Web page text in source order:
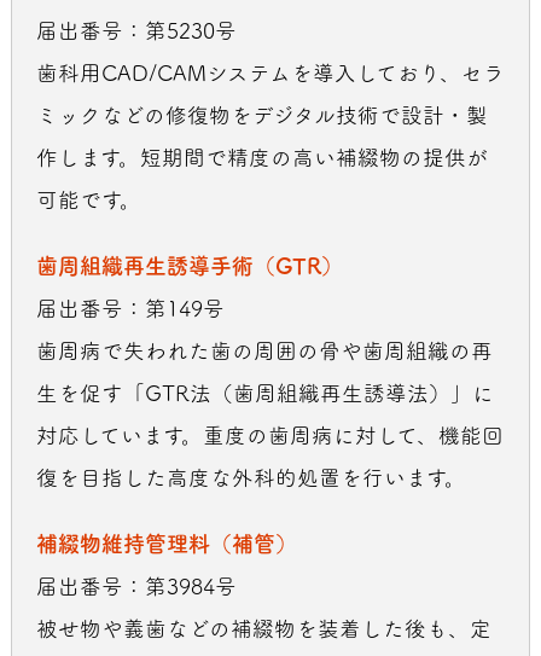
届出番号：第5230号
歯科用CAD/CAMシステムを導入しており、セラ
ミックなどの修復物をデジタル技術で設計・製
作します。短期間で精度の高い補綴物の提供が
可能です。
歯周組織再生誘導手術（GTR）
届出番号：第149号
歯周病で失われた歯の周囲の骨や歯周組織の再
生を促す「GTR法（歯周組織再生誘導法）」に
対応しています。重度の歯周病に対して、機能回
復を目指した高度な外科的処置を行います。
補綴物維持管理料（補管）
届出番号：第3984号
被せ物や義歯などの補綴物を装着した後も、定